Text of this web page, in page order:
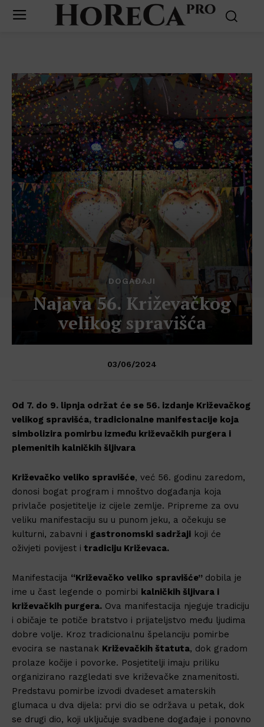
DOGAĐAJI
Najava 56. Križevačkog
velikog spravišća
03/06/2024
Od 7. do 9. lipnja održat će se 56. izdanje Križevačkog
velikog spravišća, tradicionalne manifestacije koja
simbolizira pomirbu između križevačkih purgera i
plemenitih kalničkih šljivara
Križevačko veliko spravišće, već 56. godinu zaredom,
donosi bogat program i mnoštvo događanja koja
privlače posjetitelje iz cijele zemlje. Pripreme za ovu
veliku manifestaciju su u punom jeku, a očekuju se
kulturni, zabavni i gastronomski sadržaji koji će
oživjeti povijest i tradiciju Križevaca.
Manifestacija “Križevačko veliko spravišće” dobila je
ime u čast legende o pomirbi kalničkih šljivara i
križevačkih purgera. Ova manifestacija njeguje tradiciju
i običaje te potiče bratstvo i prijateljstvo među ljudima
dobre volje. Kroz tradicionalnu špelanciju pomirbe
evocira se nastanak Križevačkih štatuta, dok gradom
prolaze kočije i povorke. Posjetitelji imaju priliku
organizirano razgledati sve križevačke znamenitosti.
Predstavu pomirbe izvodi dvadeset amaterskih
glumaca u dva dijela: prvi dio se održava u petak, dok
se drugi dio, koji uključuje svadbene događaje i ponovno